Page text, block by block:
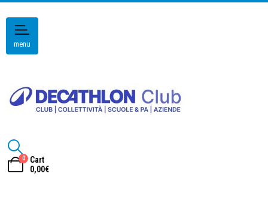
menu
0
Cart
0,00€